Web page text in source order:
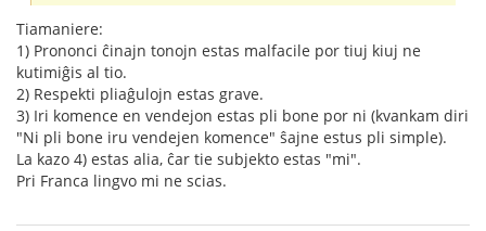
Tiamaniere:
1) Prononci ĉinajn tonojn estas malfacile por tiuj kiuj ne
kutimiĝis al tio.
2) Respekti pliaĝulojn estas grave.
3) Iri komence en vendejon estas pli bone por ni (kvankam diri
"Ni pli bone iru vendejen komence" ŝajne estus pli simple).
La kazo 4) estas alia, ĉar tie subjekto estas "mi".
Pri Franca lingvo mi ne scias.